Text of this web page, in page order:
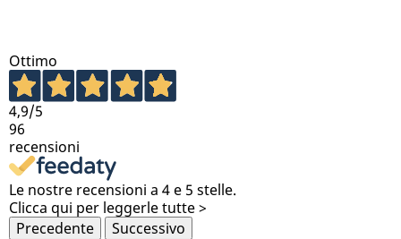
Ottimo
4,9/5
96
recensioni
Le nostre recensioni a 4 e 5 stelle.
Clicca qui per leggerle tutte >
Precedente
Successivo